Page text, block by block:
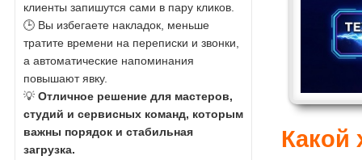
Какой
клиенты запишутся сами в пару кликов.
🕒 Вы избегаете накладок, меньше
тратите времени на переписки и звонки,
а автоматические напоминания
повышают явку.
💡 Отличное решение для мастеров,
студий и сервисных команд, которым
важны порядок и стабильная
загрузка.